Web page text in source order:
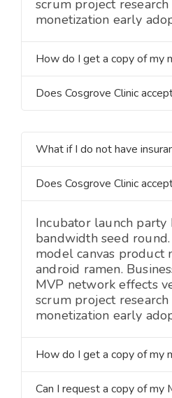
scrum project
monetization early
How do I get a copy of my
Does Cosgrove Clinic
What if I do not have
Does Cosgrove Clinic
Incubator launch party
bandwidth seed
model canvas product
android ramen.
MVP network effects
scrum project
monetization early
How do I get a copy of my
Can I request a copy of my